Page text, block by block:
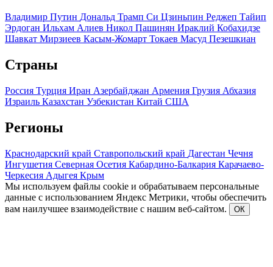
Владимир Путин Дональд Трамп Си Цзиньпин Реджеп Тайип
Эрдоган Ильхам Алиев Никол Пашинян Ираклий Кобахидзе
Шавкат Мирзиеев Касым-Жомарт Токаев Масуд Пезешкиан
Страны
Россия Турция Иран Азербайджан Армения Грузия Абхазия
Израиль Казахстан Узбекистан Китай США
Регионы
Краснодарский край Ставропольский край Дагестан Чечня
Ингушетия Северная Осетия Кабардино-Балкария Карачаево-
Черкесия Адыгея Крым
Мы используем файлы cookie и обрабатываем персональные
данные с использованием Яндекс Метрики, чтобы обеспечить
вам наилучшее взаимодействие с нашим веб-сайтом.
ОК